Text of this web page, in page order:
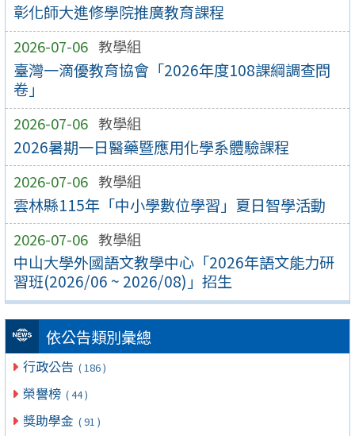
彰化師大進修學院推廣教育課程
2026-07-06 教學組
臺灣一滴優教育協會「2026年度108課綱調查問
卷」
2026-07-06 教學組
2026暑期一日醫藥暨應用化學系體驗課程
2026-07-06 教學組
雲林縣115年「中小學數位學習」夏日智學活動
2026-07-06 教學組
中山大學外國語文教學中心「2026年語文能力研
習班(2026/06 ~ 2026/08)」招生
依公告類別彙總
行政公告 ( 186 )
榮譽榜 ( 44 )
獎助學金 ( 91 )